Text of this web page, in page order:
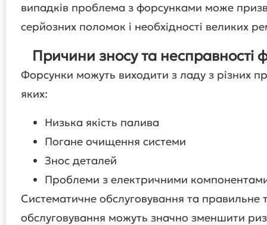
випадків проблема з форсунками може
серйозних поломок і необхідності великих
Причини зносу та несправності
Форсунки можуть виходити з ладу з різних
яких:
Низька якість палива
Погане очищення системи
Знос деталей
Проблеми з електричними
Систематичне обслуговування та правильне
обслуговування можуть значно зменшити